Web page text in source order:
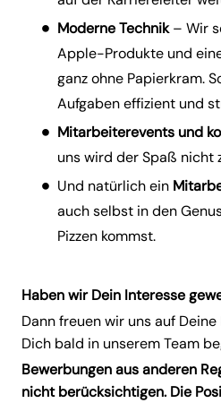
Moderne Technik– Wir
Apple-Produkte und
ganz ohne Papierkram.
Aufgaben effizient und
Mitarbeiterevents und
uns wird der Spaß nicht
Und natürlich ein
auch selbst in den
Pizzen kommst.
Haben wir Dein Interesse
Dann freuen wir uns auf
Dich bald in unserem Team
Bewerbungen aus anderen
nicht berücksichtigen. Die